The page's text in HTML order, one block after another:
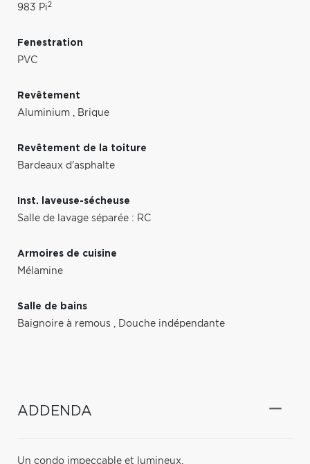
983 Pi2
Fenestration
PVC
Revêtement
Aluminium , Brique
Revêtement de la toiture
Bardeaux d'asphalte
Inst. laveuse-sécheuse
Salle de lavage séparée : RC
Armoires de cuisine
Mélamine
Salle de bains
Baignoire à remous , Douche indépendante
ADDENDA
Un condo impeccable et lumineux.